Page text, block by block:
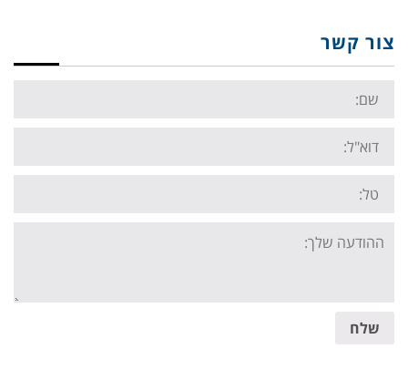
צור קשר
Name:
Email:
Tel:
Your
message:
שלח